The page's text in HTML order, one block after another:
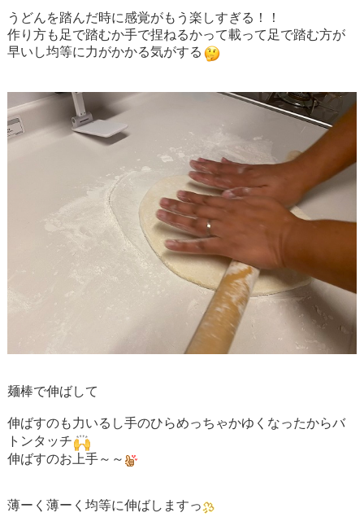
うどんを踏んだ時に感覚がもう楽しすぎる！！
作り方も足で踏むか手で捏ねるかって載って足で踏む方が
早いし均等に力がかかる気がする
麺棒で伸ばして
伸ばすのも力いるし手のひらめっちゃかゆくなったからバ
トンタッチ
伸ばすのお上手～～
薄ーく薄ーく均等に伸ばしますっ